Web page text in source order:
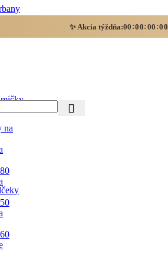
✨ Akcia týždňa:00 :00:00 :00
na